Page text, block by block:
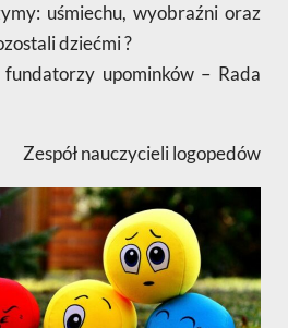
uśmiechu, wyobraźni oraz
dziećmi ?
fundatorzy upominków – Rada
Zespół nauczycieli logopedów